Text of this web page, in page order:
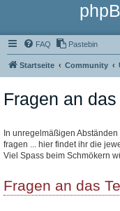
FAQ Pastebin
Startseite Community
Fragen an das
In unregelmäßigen
fragen ... hier findet ihr die
Viel Spass beim Schmökern
Fragen an das